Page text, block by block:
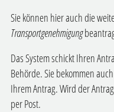
Sie können hier auch die
Transportgenehmigung
Das System schickt Ihren
Behörde. Sie bekommen
Ihrem Antrag. Wird der
per Post.